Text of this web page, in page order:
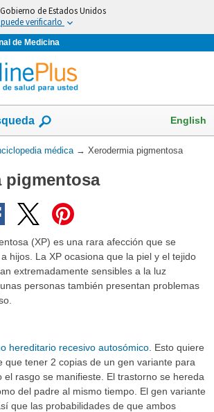
de Estados Unidos
verificarlo
de Medicina
English
médica → Xerodermia pigmentosa
pigmentosa
(XP) es una rara afección que se
hijos. La XP ocasiona que la piel y el tejido
extremadamente sensibles a la luz
personas también presentan problemas
hereditario recesivo autosómico . Esto quiere
que tener 2 copias de un gen variante para
el rasgo se manifieste. El trastorno se hereda
del padre al mismo tiempo. El gen variante
que las probabilidades de que ambos